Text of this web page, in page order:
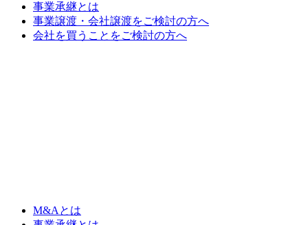
事業承継とは
事業譲渡・会社譲渡をご検討の方へ
会社を買うことをご検討の方へ
M&Aとは